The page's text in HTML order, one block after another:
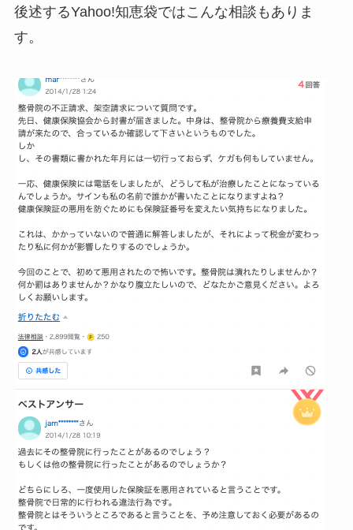
後述するYahoo!知恵袋ではこんな相談もありま
す。